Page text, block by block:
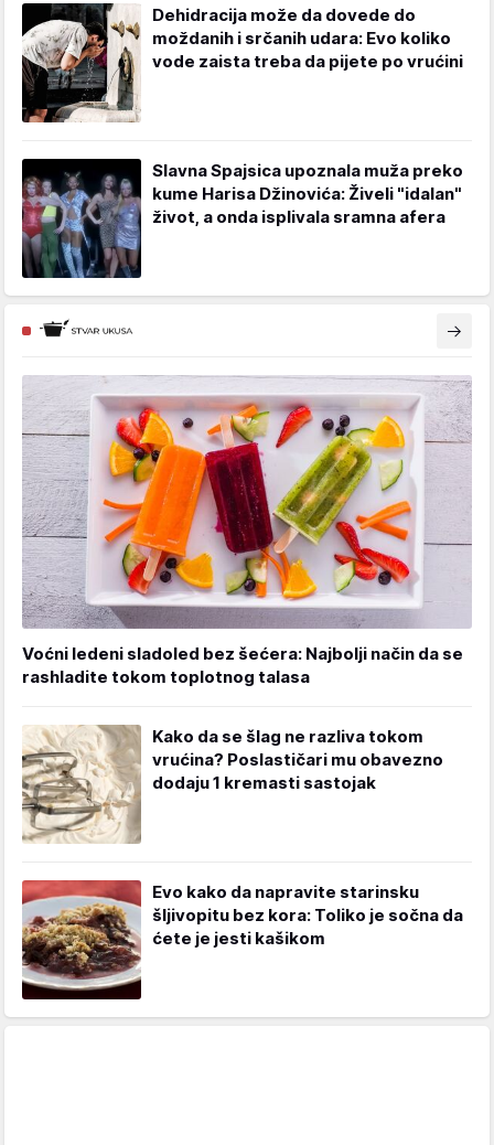
Dehidracija može da dovede do
moždanih i srčanih udara: Evo koliko
vode zaista treba da pijete po vrućini
Slavna Spajsica upoznala muža preko
kume Harisa Džinovića: Živeli "idalan"
život, a onda isplivala sramna afera
Voćni ledeni sladoled bez šećera: Najbolji način da se
rashladite tokom toplotnog talasa
Kako da se šlag ne razliva tokom
vrućina? Poslastičari mu obavezno
dodaju 1 kremasti sastojak
Evo kako da napravite starinsku
šljivopitu bez kora: Toliko je sočna da
ćete je jesti kašikom